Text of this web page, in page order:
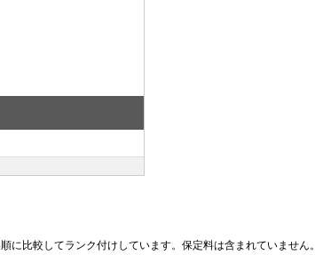
比較してランク付けしています。保定料は含まれていません。